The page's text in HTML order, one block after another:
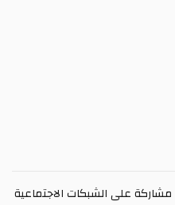
مشاركة على الشبكات الاجتماعية